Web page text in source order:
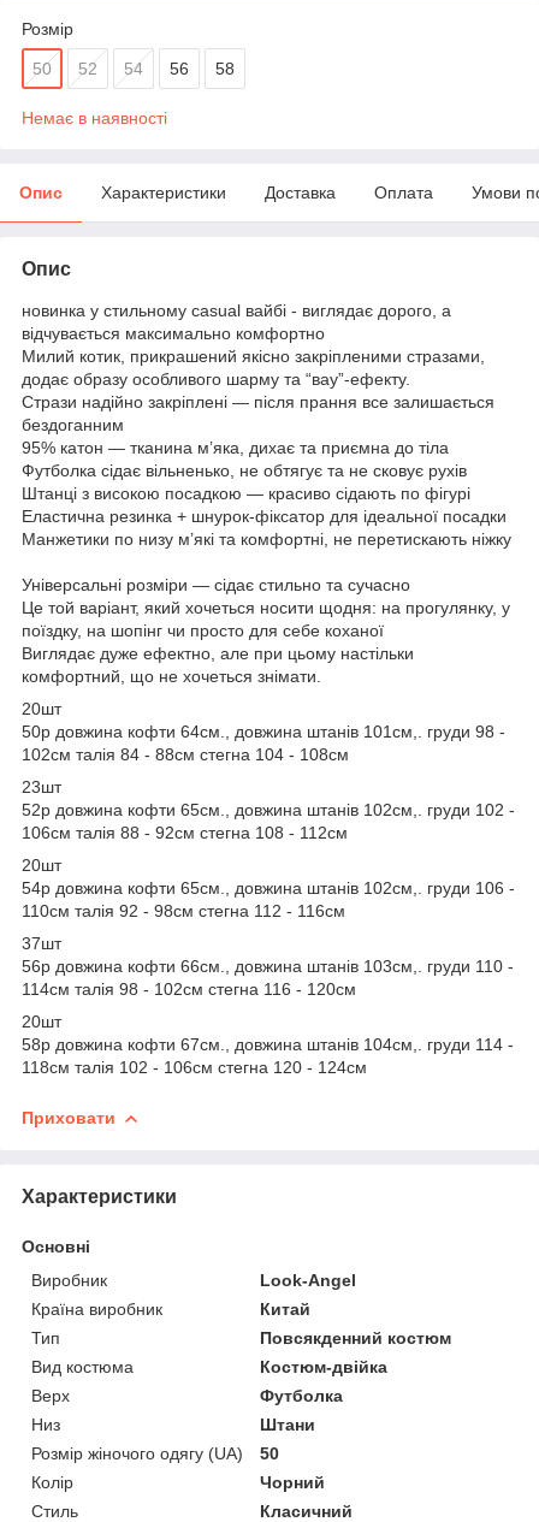
Розмір
50 52 54 56 58
Немає в наявності
Опис Характеристики Доставка Оплата Умови
Опис
новинка у стильному casual вайбі - виглядає дорого, а
відчувається максимально комфортно
Милий котик, прикрашений якісно закріпленими стразами,
додає образу особливого шарму та “вау”-ефекту.
Стрази надійно закріплені — після прання все залишається
бездоганним
95% катон — тканина м’яка, дихає та приємна до тіла
Футболка сідає вільненько, не обтягує та не сковує рухів
Штанці з високою посадкою — красиво сідають по фігурі
Еластична резинка + шнурок-фіксатор для ідеальної посадки
Манжетики по низу м’які та комфортні, не перетискають ніжку
Універсальні розміри — сідає стильно та сучасно
Це той варіант, який хочеться носити щодня: на прогулянку, у
поїздку, на шопінг чи просто для себе коханої
Виглядає дуже ефектно, але при цьому настільки
комфортний, що не хочеться знімати.
20шт
50р довжина кофти 64см., довжина штанів 101см,. груди 98 -
102см талія 84 - 88см стегна 104 - 108см
23шт
52р довжина кофти 65см., довжина штанів 102см,. груди 102 -
106см талія 88 - 92см стегна 108 - 112см
20шт
54р довжина кофти 65см., довжина штанів 102см,. груди 106 -
110см талія 92 - 98см стегна 112 - 116см
37шт
56р довжина кофти 66см., довжина штанів 103см,. груди 110 -
114см талія 98 - 102см стегна 116 - 120см
20шт
58р довжина кофти 67см., довжина штанів 104см,. груди 114 -
118см талія 102 - 106см стегна 120 - 124см
Приховати
Характеристики
Основні
Виробник
Look-Angel
Країна виробник
Китай
Тип
Повсякденний костюм
Вид костюма
Костюм-двійка
Верх
Футболка
Низ
Штани
Розмір жіночого одягу (UA)
50
Колір
Чорний
Стиль
Класичний